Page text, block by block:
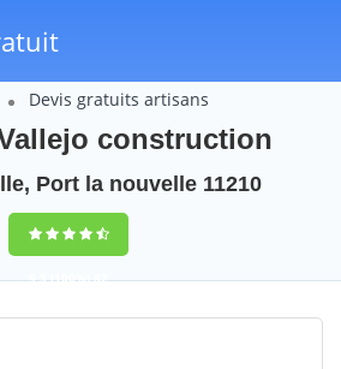
Devis gratuits artisans
construction
Port la nouvelle 11210
9,5(100%)82
votes